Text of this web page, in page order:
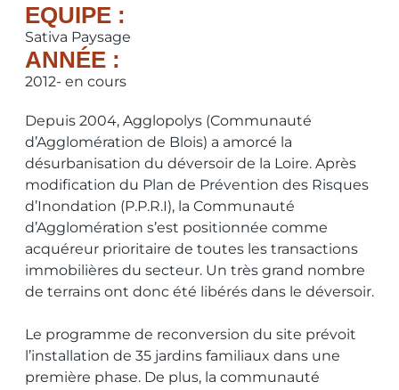
EQUIPE :
Sativa Paysage
ANNÉE :
2012- en cours
Depuis 2004, Agglopolys (Communauté
d’Agglomération de Blois) a amorcé la
désurbanisation du déversoir de la Loire. Après
modification du Plan de Prévention des Risques
d’Inondation (P.P.R.I), la Communauté
d’Agglomération s’est positionnée comme
acquéreur prioritaire de toutes les transactions
immobilières du secteur. Un très grand nombre
de terrains ont donc été libérés dans le déversoir.
Le programme de reconversion du site prévoit
l’installation de 35 jardins familiaux dans une
première phase. De plus, la communauté